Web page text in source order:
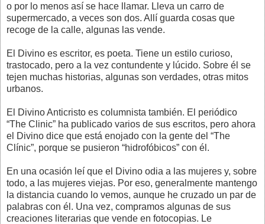
o por lo menos así se hace llamar. Lleva un carro de
supermercado, a veces son dos. Allí guarda cosas que
recoge de la calle, algunas las vende.
El Divino es escritor, es poeta. Tiene un estilo curioso,
trastocado, pero a la vez contundente y lúcido. Sobre él se
tejen muchas historias, algunas son verdades, otras mitos
urbanos.
El Divino Anticristo es columnista también. El periódico
“The Clinic” ha publicado varios de sus escritos, pero ahora
el Divino dice que está enojado con la gente del “The
Clínic”, porque se pusieron “hidrofóbicos” con él.
En una ocasión leí que el Divino odia a las mujeres y, sobre
todo, a las mujeres viejas. Por eso, generalmente mantengo
la distancia cuando lo vemos, aunque he cruzado un par de
palabras con él. Una vez, compramos algunas de sus
creaciones literarias que vende en fotocopias. Le